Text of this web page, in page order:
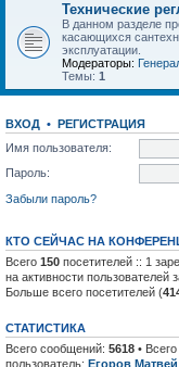
Технические
В данном разделе
касающихся
эксплуатации.
Модераторы:
Темы: 1
ВХОД • РЕГИСТРАЦИЯ
Имя пользователя:
Пароль:
Забыли пароль?
КТО СЕЙЧАС НА
Всего 150 посетителей :: 1
на активности пользователей
Больше всего посетителей (
СТАТИСТИКА
Всего сообщений: 5618 •
пользователь: Егоров Матвей